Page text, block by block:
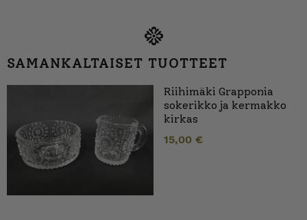
SAMANKALTAISET TUOTTEET
Riihimäki Grapponia
sokerikko ja kermakko
kirkas
15,00 €